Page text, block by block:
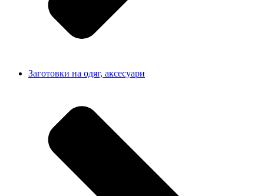
Заготовки на одяг, аксесуари